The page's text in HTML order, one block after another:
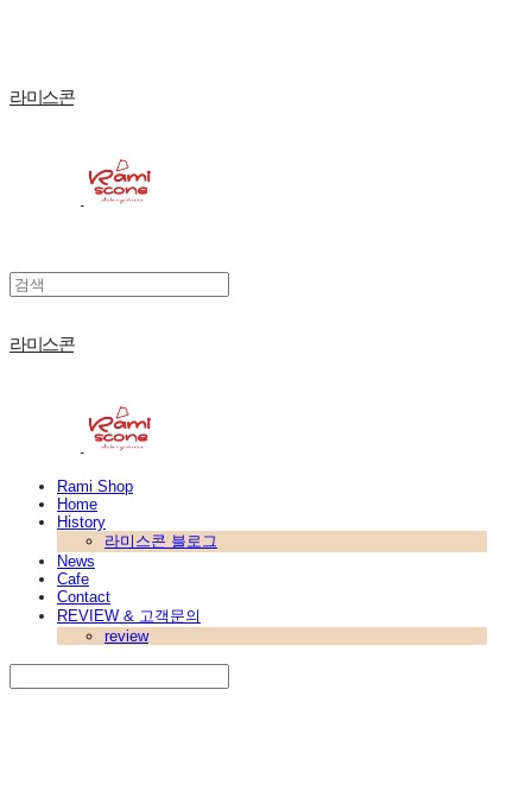
라미스콘
라미스콘
Rami Shop
Home
History
라미스콘 블로그
News
Cafe
Contact
REVIEW & 고객문의
review